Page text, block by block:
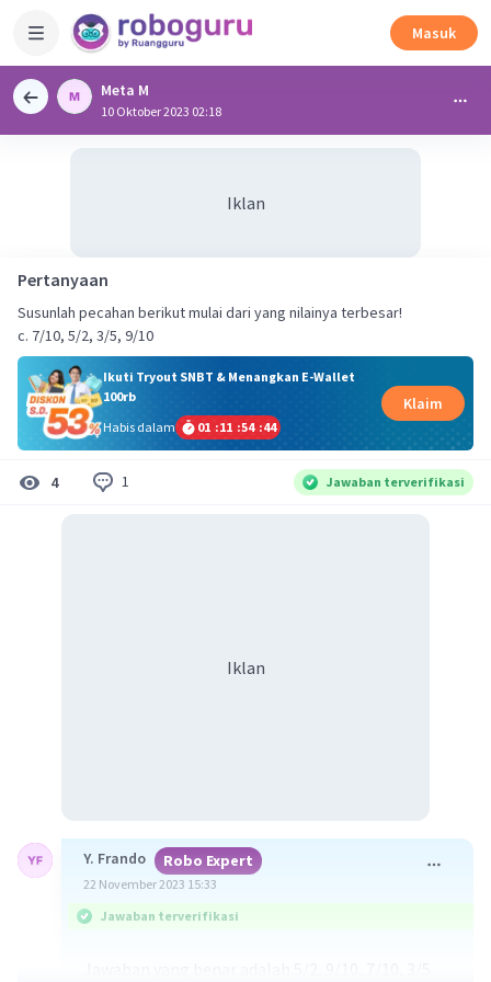
Masuk
Meta M
10 Oktober 2023 02:18
Iklan
Pertanyaan
Susunlah pecahan berikut mulai dari yang nilainya terbesar!
c. 7/10, 5/2, 3/5, 9/10
Ikuti Tryout SNBT & Menangkan E-Wallet
100rb
Habis dalam
01 :11 :54 :43
Klaim
4 1 Jawaban terverifikasi
Iklan
Y. Frando Robo Expert
22 November 2023 15:33
Jawaban terverifikasi